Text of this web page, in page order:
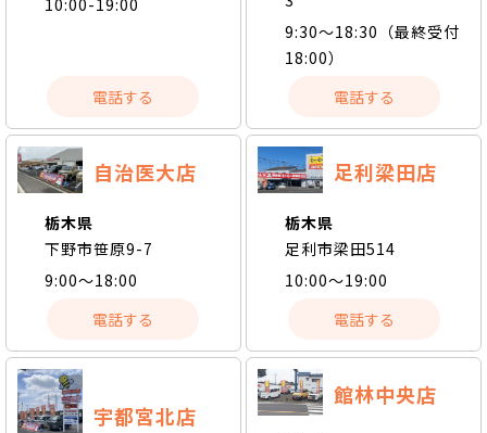
10:00-19:00
電話する
9:30～18:30（最終受付
18:00）
電話する
自治医大店
栃木県
下野市笹原9-7
9:00～18:00
電話する
足利梁田店
栃木県
足利市梁田514
10:00〜19:00
電話する
宇都宮北店
館林中央店